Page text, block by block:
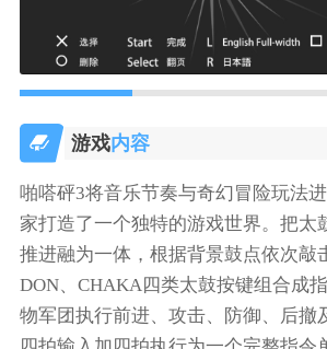
游戏内容
啪嗒砰3将音乐节奏与奇幻冒险玩法
家打造了一个独特的游戏世界。把太
推进融为一体，根据背景鼓点依次敲击
DON、CHAKA四类太鼓按键组合成
物军团执行前进、攻击、防御、后撤